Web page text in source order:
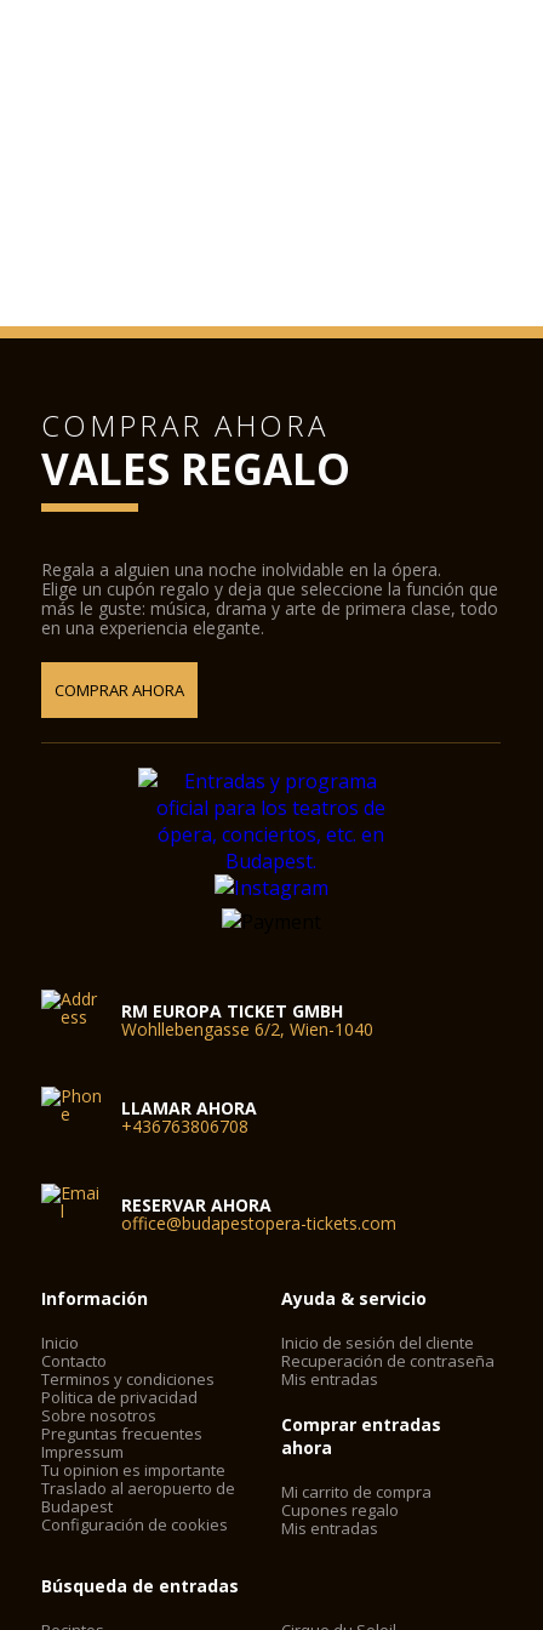
COMPRAR AHORA
VALES REGALO
Regala a alguien una noche inolvidable en la ópera.
Elige un cupón regalo y deja que seleccione la función que
más le guste: música, drama y arte de primera clase, todo
en una experiencia elegante.
COMPRAR AHORA
RM EUROPA TICKET GMBH
Wohllebengasse 6/2, Wien-1040
LLAMAR AHORA
+436763806708
RESERVAR AHORA
office@budapestopera-tickets.com
Información
Inicio
Contacto
Terminos y condiciones
Politica de privacidad
Sobre nosotros
Preguntas frecuentes
Impressum
Tu opinion es importante
Traslado al aeropuerto de
Budapest
Configuración de cookies
Ayuda & servicio
Inicio de sesión del cliente
Recuperación de contraseña
Mis entradas
Comprar entradas
ahora
Mi carrito de compra
Cupones regalo
Mis entradas
Búsqueda de entradas